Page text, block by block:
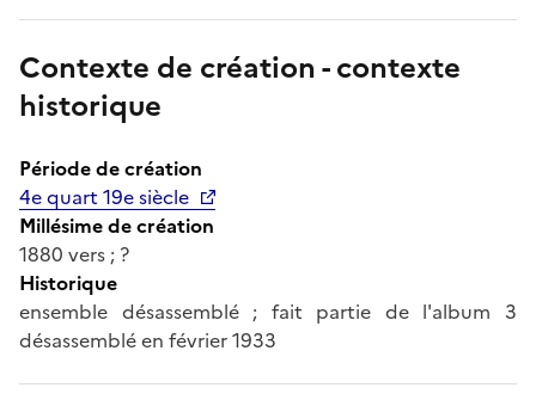
Contexte de création - contexte
historique
Période de création
4e quart 19e siècle
Millésime de création
1880 vers ; ?
Historique
ensemble désassemblé ; fait partie de l'album 3
désassemblé en février 1933